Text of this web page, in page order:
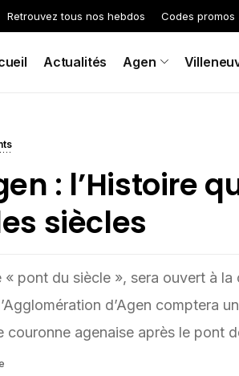
Retrouvez tous nos hebdos Codes promos
Actualités Agen
: l’Histoire
siècles
« pont du siècle », sera ouvert à
d’Agen comptera
couronne agenaise après le pont